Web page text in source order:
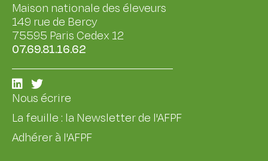
Maison nationale des éleveurs
149 rue de Bercy
75595 Paris Cedex 12
07.69.81.16.62
Nous écrire
La feuille : la Newsletter de l'AFPF
Adhérer à l'AFPF